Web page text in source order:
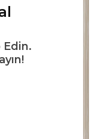
Edin.